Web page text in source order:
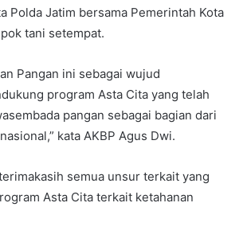
Polda Jatim bersama Pemerintah Kota
tani setempat.
Pangan ini sebagai wujud
program Asta Cita yang telah
pangan sebagai bagian dari
kata AKBP Agus Dwi.
semua unsur terkait yang
Asta Cita terkait ketahanan